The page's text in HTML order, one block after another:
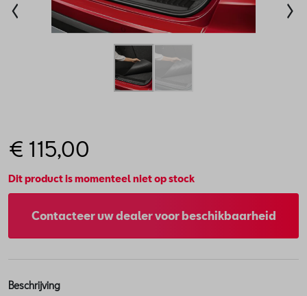
€ 115,00
Dit product is momenteel niet op stock
Contacteer uw dealer voor beschikbaarheid
Beschrijving